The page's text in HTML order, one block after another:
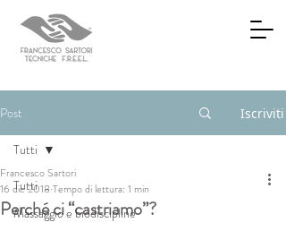
Post Iscriviti
Tutti
Massaggio e biodiscipline
Tutti
Perché ci “castriamo”?
Francesco Sartori
16 dic 2018 Tempo di lettura: 1 min